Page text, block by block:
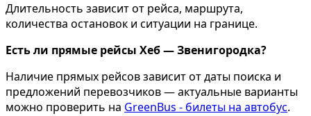
Длительность зависит от рейса, маршрута,
количества остановок и ситуации на границе.
Есть ли прямые рейсы Хеб — Звенигородка?
Наличие прямых рейсов зависит от даты поиска и
предложений перевозчиков — актуальные варианты
можно проверить на GreenBus - билеты на автобус.